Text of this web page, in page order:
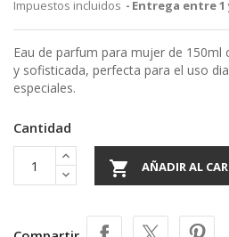
Impuestos incluidos Entrega entre 1
Eau de parfum para mujer de 150ml
y sofisticada, perfecta para el uso
especiales.
Cantidad
 AÑADIR AL